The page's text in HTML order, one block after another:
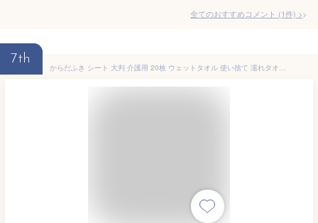
全てのおすすめコメント (1件) >
7th
からだふき シート 大判 介護用 20枚 ウェットタオル 使い捨て 濡れタオル 体拭きシート 介護 ノンアルコール 無香料 保湿成分配合 ウェットシート ボディ 大人 赤ちゃん 子供 介護用品 防災 アイリスオーヤマ KRD-20 *